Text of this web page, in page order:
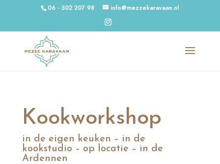
06 - 502 207 98 info@mezzekaravaan.nl
Kookworkshop
in de eigen keuken – in de
kookstudio – op locatie – in de
Ardennen